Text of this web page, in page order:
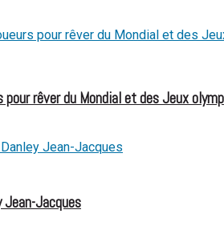
rêver du Mondial et des Jeux
Jean-Jacques